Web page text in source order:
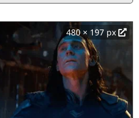
480 × 197 px